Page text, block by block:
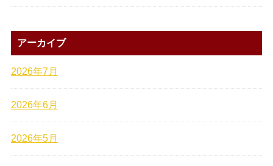
アーカイブ
2026年7月
2026年6月
2026年5月